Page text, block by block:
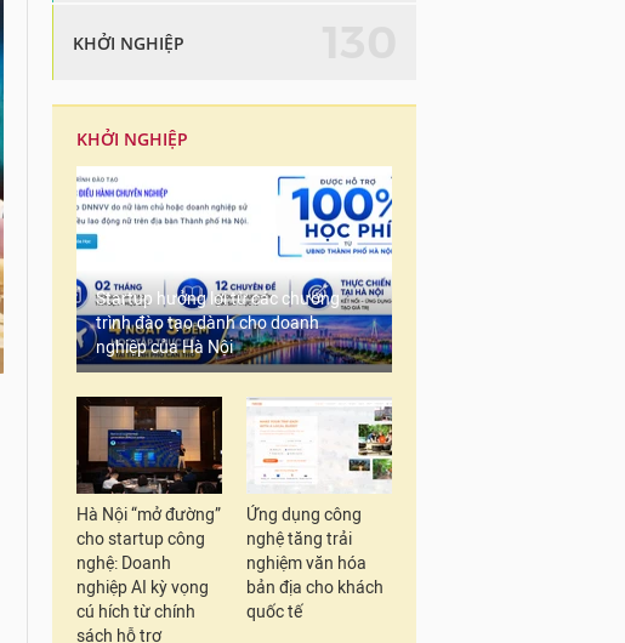
KHỞI NGHIỆP
KHỞI NGHIỆP
Startup hưởng lợi từ các chương
trình đào tạo dành cho doanh
nghiệp của Hà Nội
Hà Nội “mở đường”
cho startup công
nghệ: Doanh
nghiệp AI kỳ vọng
cú hích từ chính
sách hỗ trợ
Ứng dụng công
nghệ tăng trải
nghiệm văn hóa
bản địa cho khách
quốc tế